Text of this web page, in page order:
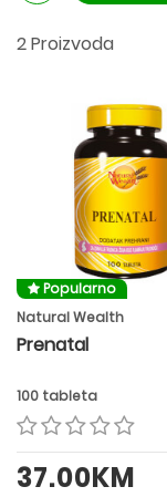
2 Proizvoda
Popularno
Natural Wealth
Prenatal
100 tableta
37.00KM